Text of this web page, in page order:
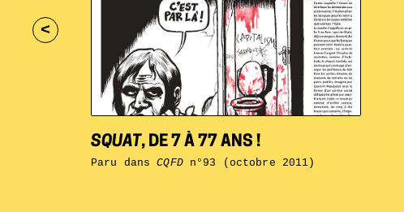
<
SQUAT, DE 7 À 77 ANS !
Paru dansCQFDn°93 (octobre 2011)